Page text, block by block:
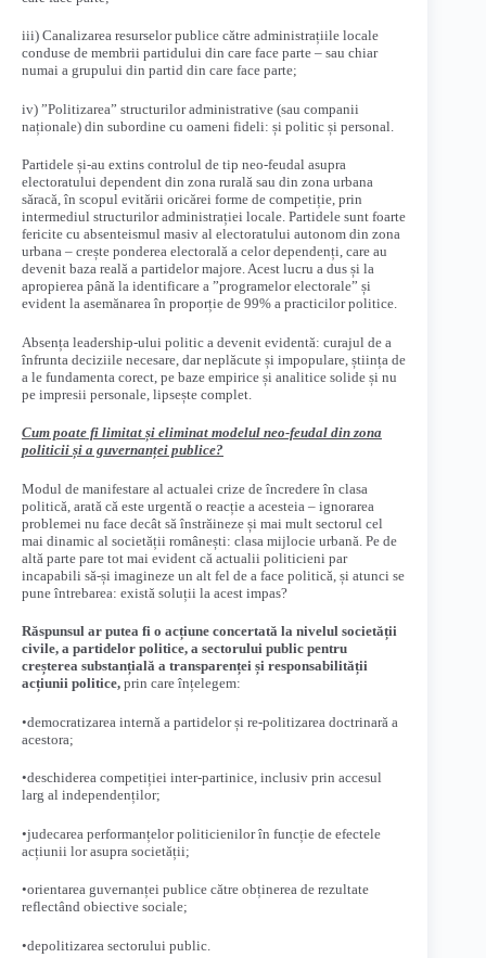
iii) Canalizarea resurselor publice către administrațiile locale
conduse de membrii partidului din care face parte – sau chiar
numai a grupului din partid din care face parte;
iv) ”Politizarea” structurilor administrative (sau companii
naționale) din subordine cu oameni fideli: și politic și personal.
Partidele și-au extins controlul de tip neo-feudal asupra
electoratului dependent din zona rurală sau din zona urbana
săracă, în scopul evitării oricărei forme de competiție, prin
intermediul structurilor administrației locale. Partidele sunt foarte
fericite cu absenteismul masiv al electoratului autonom din zona
urbana – crește ponderea electorală a celor dependenți, care au
devenit baza reală a partidelor majore. Acest lucru a dus și la
apropierea până la identificare a ”programelor electorale” și
evident la asemănarea în proporție de 99% a practicilor politice.
Absența leadership-ului politic a devenit evidentă: curajul de a
înfrunta deciziile necesare, dar neplăcute și impopulare, știința de
a le fundamenta corect, pe baze empirice și analitice solide și nu
pe impresii personale, lipsește complet.
Cum poate fi limitat și eliminat modelul neo-feudal din zona
politicii și a guvernanței publice?
Modul de manifestare al actualei crize de încredere în clasa
politică, arată că este urgentă o reacție a acesteia – ignorarea
problemei nu face decât să înstrăineze și mai mult sectorul cel
mai dinamic al societății românești: clasa mijlocie urbană. Pe de
altă parte pare tot mai evident că actualii politicieni par
incapabili să-și imagineze un alt fel de a face politică, și atunci se
pune întrebarea: există soluții la acest impas?
Răspunsul ar putea fi o acțiune concertată la nivelul societății
civile, a partidelor politice, a sectorului public pentru
creșterea substanțială a transparenței și responsabilității
acțiunii politice, prin care înțelegem:
•democratizarea internă a partidelor și re-politizarea doctrinară a
acestora;
•deschiderea competiției inter-partinice, inclusiv prin accesul
larg al independenților;
•judecarea performanțelor politicienilor în funcție de efectele
acțiunii lor asupra societății;
•orientarea guvernanței publice către obținerea de rezultate
reflectând obiective sociale;
•depolitizarea sectorului public.